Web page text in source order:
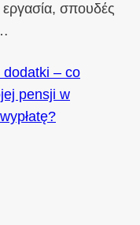
εργασία, σπουδές